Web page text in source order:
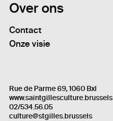
Over ons
Contact
Onze visie
Rue de Parme 69, 1060 Bxl
www.saintgillesculture.brussels
02/534.56.05
culture@stgilles.brussels